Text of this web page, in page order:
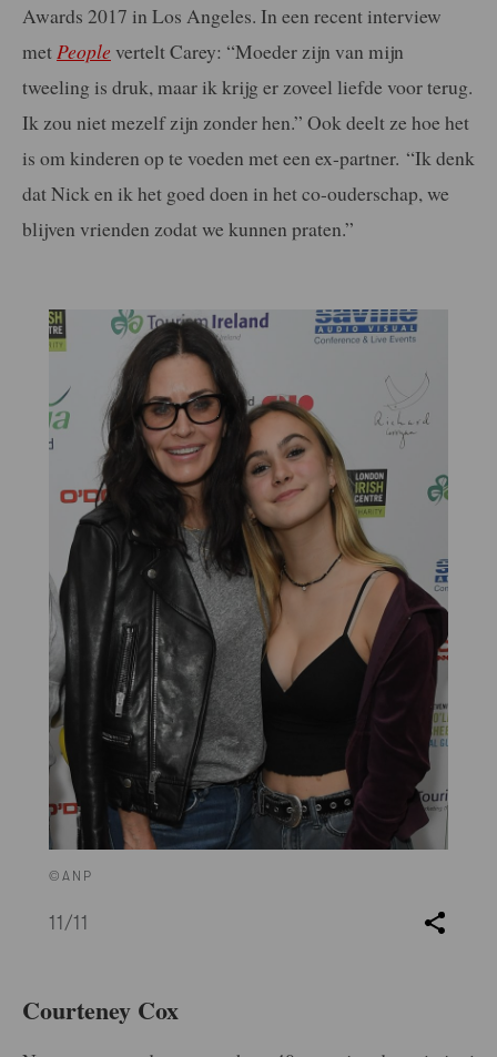
Awards 2017 in Los Angeles. In een recent interview
met People vertelt Carey: “Moeder zijn van mijn
tweeling is druk, maar ik krijg er zoveel liefde voor terug.
Ik zou niet mezelf zijn zonder hen.” Ook deelt ze hoe het
is om kinderen op te voeden met een ex-partner. “Ik denk
dat Nick en ik het goed doen in het co-ouderschap, we
blijven vrienden zodat we kunnen praten.”
©ANP
11/11
Courteney Cox